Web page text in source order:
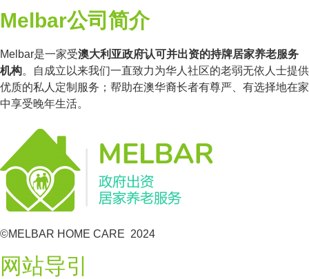
Melbar公司简介
Melbar是一家受澳大利亚政府认可并出资的持牌居家养老服务
机构。自成立以来我们一直致力为华人社区的老弱无依人士提供
优质的私人定制服务；帮助在澳华裔长者有尊严、有选择地在家
中享受晚年生活。
©MELBAR HOME CARE 2024
网站导引